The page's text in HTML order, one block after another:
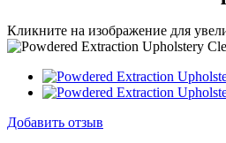
Кликните на изображение для
Добавить отзыв